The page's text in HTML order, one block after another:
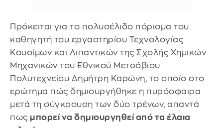
Πρόκειται για το πολυσέλιδο πόρισμα του
καθηγητή του εργαστηρίου Τεχνολογίας
Καυσίμων και Λιπαντικών της Σχολής Χημικών
Μηχανικών του Εθνικού Μετσόβιου
Πολυτεχνείου Δημήτρη Καρώνη, το οποίο στο
ερώτημα πώς δημιουργήθηκε η πυρόσφαιρα
μετά τη σύγκρουση των δύο τρένων, απαντά
πως μπορεί να δημιουργηθεί από τα έλαια